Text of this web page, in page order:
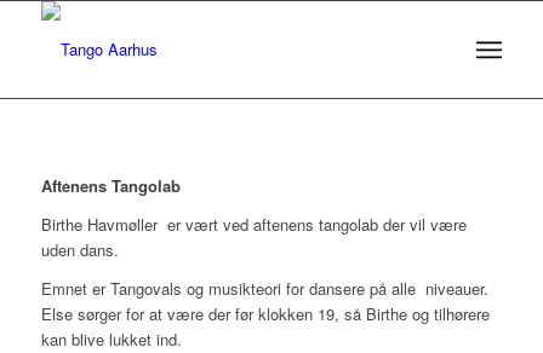
Aftenens Tangolab
Birthe Havmøller er vært ved aftenens tangolab der vil være
uden dans.
Emnet er Tangovals og musikteori for dansere på alle niveauer.
Else sørger for at være der før klokken 19, så Birthe og tilhørere
kan blive lukket ind.